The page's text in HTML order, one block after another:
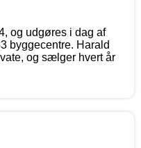
og udgøres i dag af
byggecentre. Harald
og sælger hvert år